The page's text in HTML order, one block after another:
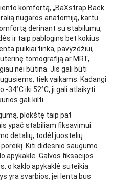
komfortą, „BaXstrap Back
nugaros anatomiją, kartu
derinant su stabilumu,
ir taip pablogins bet kokius
puikiai tinka, pavyzdžiui,
tomografiją ar MRT,
nei būtina. Jis gali būti
tiek vaikams. Kadangi
34°C iki 52°C, ji gali atlaikyti
gali kilti.
plokštę taip pat
ypač stabiliam fiksavimui.
detalių, todėl juostelių
Kiti didesnio saugumo
apykaklė. Galvos fiksacijos
o kaklo apykaklė suteikia
yra svarbios, jei lenta bus